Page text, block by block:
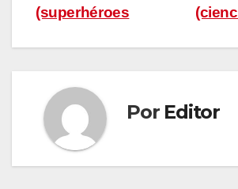
(superhéroes
Por Editor